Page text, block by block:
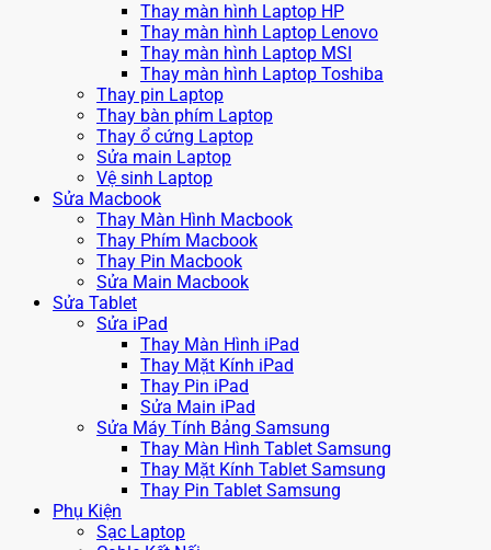
Thay màn hình Laptop HP
Thay màn hình Laptop Lenovo
Thay màn hình Laptop MSI
Thay màn hình Laptop Toshiba
Thay pin Laptop
Thay bàn phím Laptop
Thay ổ cứng Laptop
Sửa main Laptop
Vệ sinh Laptop
Sửa Macbook
Thay Màn Hình Macbook
Thay Phím Macbook
Thay Pin Macbook
Sửa Main Macbook
Sửa Tablet
Sửa iPad
Thay Màn Hình iPad
Thay Mặt Kính iPad
Thay Pin iPad
Sửa Main iPad
Sửa Máy Tính Bảng Samsung
Thay Màn Hình Tablet Samsung
Thay Mặt Kính Tablet Samsung
Thay Pin Tablet Samsung
Phụ Kiện
Sạc Laptop